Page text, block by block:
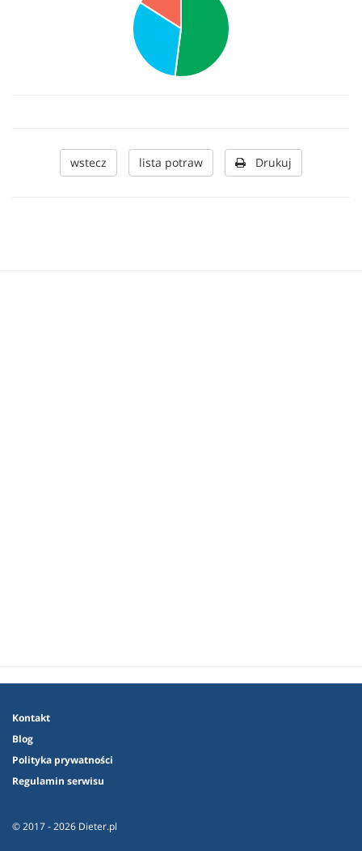
wstecz lista potraw Drukuj
Kontakt
Blog
Polityka prywatności
Regulamin serwisu
© 2017 - 2026 Dieter.pl